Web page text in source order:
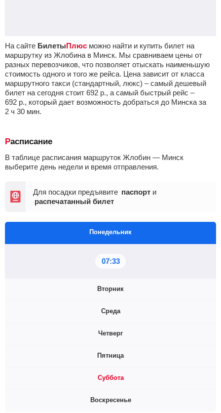
На сайте БилетыПлюс можно найти и купить билет на
маршрутку из Жлобина в Минск. Мы сравниваем цены от
разных перевозчиков, что позволяет отыскать наименьшую
стоимость одного и того же рейса. Цена зависит от класса
маршрутного такси (стандартный, люкс) – самый дешевый
билет на сегодня стоит 692 р., а самый быстрый рейс –
692 р., который дает возможность добраться до Минска за
2 ч 30 мин.
Расписание
В таблице расписания маршруток Жлобин — Минск
выберите день недели и время отправления.
Для посадки предъявите паспорт и
распечатанный билет
Понедельник
07:33
Вторник
Среда
Четверг
Пятница
Суббота
Воскресенье